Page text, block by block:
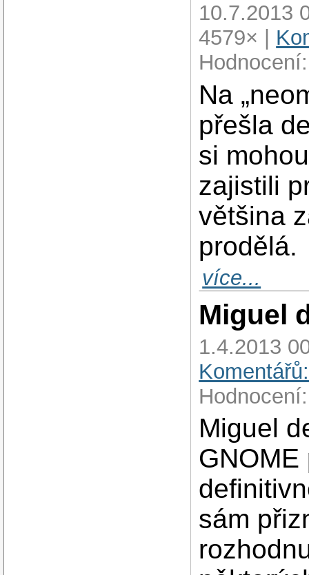
10.7.2013
4579× |
Na
přešla
si
zajistili
většina
prodělá.
více...
Miguel
1.4.2013
Miguel
sám